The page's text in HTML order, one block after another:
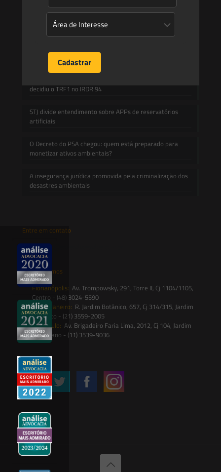
Mudanças climáticas, risco operacional e a relevância do
Plano Clima 2026 para as hidrelétricas
A inclusão de imóvel em inventário de patrimônio cultural
propriedade:
decidiu o TRF1 no IRDR 94
STJ divide entendimento sobre APPs de reservatórios
artificiais
O Decreto do PSA chegou: quem está preparado para
monetizar ativos ambientais?
A insegurança jurídica promovida pela criminalização dos
desastres ambientais
Entre em contato
contato@saesadvogados.com.br
Onde estamos
Florianópolis: Av. Trompowsky, 291, Torre II, Cj 1104/1105,
Centro - (48) 3024-5590
Rio de Janeiro: R. Jardim Botânico, 657, Cj 314/315, Jardim
Botânico - (21) 3559-2005
São Paulo: Av. Brigadeiro Faria Lima, 2012, Cj 104, Jardim
Paulistano - (11) 3539-9036
Siga-nos